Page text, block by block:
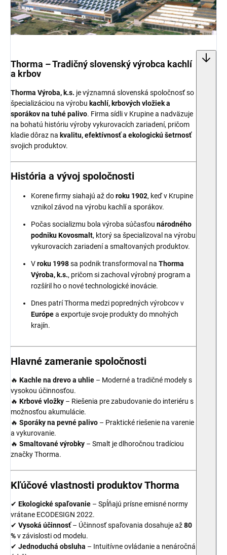
Thorma – Tradičný slovenský výrobca kachlí
a krbov
Thorma Výroba, k.s. je významná slovenská spoločnosť so
špecializáciou na výrobu kachlí, krbových vložiek a
sporákov na tuhé palivo. Firma sídli v Krupine a nadväzuje
na bohatú históriu výroby vykurovacích zariadení, pričom
kladie dôraz na kvalitu, efektívnosť a ekologickú šetrnosť
svojich produktov.
História a vývoj spoločnosti
Korene firmy siahajú až doroku 1902, keď v Krupine
vznikol závod na výrobu kachlí a sporákov.
Počas socializmu bola výroba súčasťou národného
podniku Kovosmalt, ktorý sa špecializoval na výrobu
vykurovacích zariadení a smaltovaných produktov.
Vroku 1998sa podnik transformoval na Thorma
Výroba, k.s., pričom si zachoval výrobný program a
rozšíril ho o nové technologické inovácie.
Dnes patrí Thorma medzi popredných výrobcov v
Európea exportuje svoje produkty do mnohých
krajín.
Hlavné zameranie spoločnosti
🔥 Kachle na drevo a uhlie – Moderné a tradičné modely s
vysokou účinnosťou.
🔥 Krbové vložky – Riešenia pre zabudovanie do interiéru s
možnosťou akumulácie.
🔥 Sporáky na pevné palivo – Praktické riešenie na varenie
a vykurovanie.
🔥 Smaltované výrobky – Smalt je dlhoročnou tradíciou
značky Thorma.
Kľúčové vlastnosti produktov Thorma
✔ Ekologické spaľovanie – Spĺňajú prísne emisné normy
vrátane ECODESIGN 2022.
✔ Vysoká účinnosť– Účinnosť spaľovania dosahuje až80
%v závislosti od modelu.
✔ Jednoduchá obsluha – Intuitívne ovládanie a nenáročná